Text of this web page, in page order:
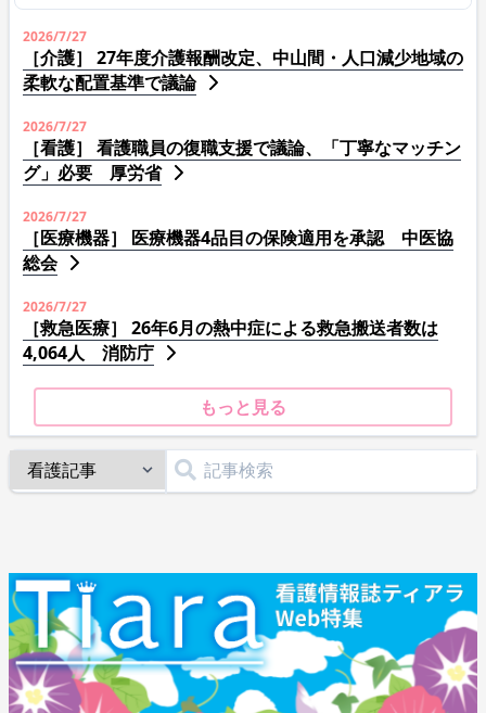
2026/7/27
［介護］ 27年度介護報酬改定、中山間・人口減少地域の
柔軟な配置基準で議論
2026/7/27
［看護］ 看護職員の復職支援で議論、「丁寧なマッチン
グ」必要 厚労省
2026/7/27
［医療機器］ 医療機器4品目の保険適用を承認 中医協
総会
2026/7/27
［救急医療］ 26年6月の熱中症による救急搬送者数は
4,064人 消防庁
もっと見る